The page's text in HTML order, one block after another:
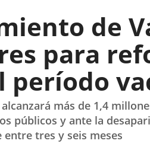
de
para
período
más de 1,4
públicos y ante la
tres y seis meses